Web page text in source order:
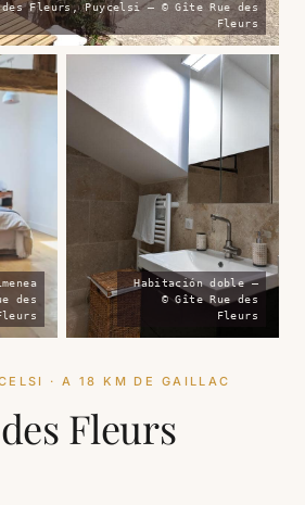
des Fleurs, Puycelsi — © Gîte Rue des
Fleurs
des
Habitación doble —
© Gîte Rue des
Fleurs
· A 18 KM DE GAILLAC
Fleurs